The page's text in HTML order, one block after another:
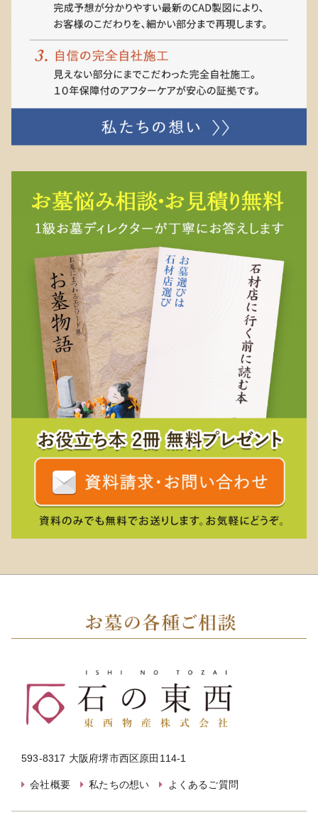
593-8317 大阪府堺市西区原田114-1
会社概要 私たちの想い よくあるご質問